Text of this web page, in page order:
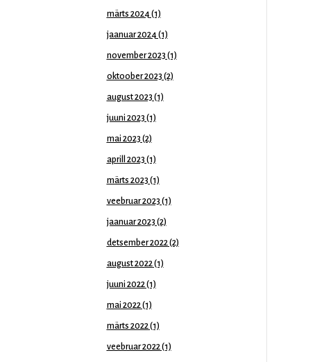
märts 2024 (1)
jaanuar 2024 (1)
november 2023 (1)
oktoober 2023 (2)
august 2023 (1)
juuni 2023 (1)
mai 2023 (2)
aprill 2023 (1)
märts 2023 (1)
veebruar 2023 (1)
jaanuar 2023 (2)
detsember 2022(2)
august 2022(1)
juuni 2022(1)
mai 2022(1)
märts 2022(1)
veebruar 2022(1)